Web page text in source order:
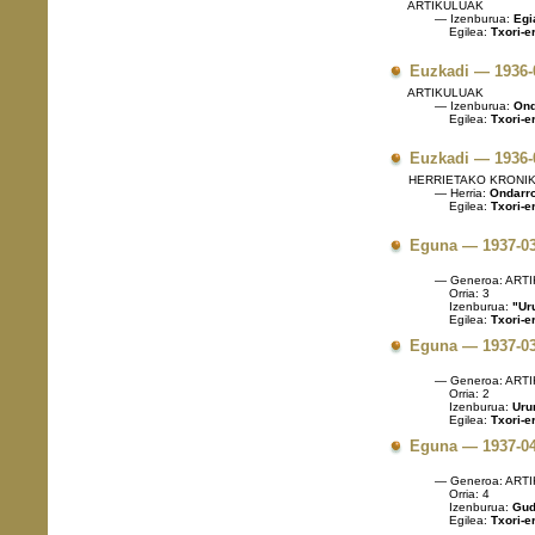
ARTIKULUAK
— Izenburua:
Egilea: Txori-
Euzkadi — 1936-
ARTIKULUAK
— Izenburua:
Egilea: Txori-
Euzkadi — 1936-
HERRIETAKO
— Herria:
Egilea: Txori-
Eguna — 1937-
— Generoa:
Orria: 3
Izenburua:
Egilea: Txori-
Eguna — 1937-
— Generoa:
Orria: 2
Izenburua:
Egilea: Txori-
Eguna — 1937-
— Generoa:
Orria: 4
Izenburua:
Egilea: Txori-